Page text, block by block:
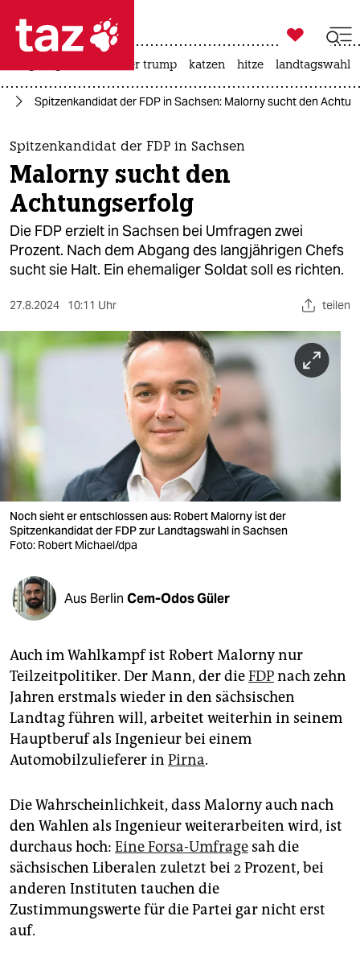
 taz zahl ich
taz zahl ich
themen
politik
öko
gesellschaft
sport
berlin
wahrheit
verlag
verlag
veranstaltungen
fragen & hilfe
abo
genossenschaft
epaper login

taz zahl ich
usa unter trump katzen hitze landtagswahl
Spitzenkandidat der FDP in Sachsen: Malorny sucht den
Spitzenkandidat der FDP in Sachsen
Malorny sucht den
Achtungserfolg
Die FDP erzielt in Sachsen bei Umfragen zwei
Prozent. Nach dem Abgang des langjährigen Chefs
sucht sie Halt. Ein ehemaliger Soldat soll es richten.
27.8.2024 10:11 Uhr teilen
Noch sieht er entschlossen aus: Robert Malorny ist der
Spitzenkandidat der FDP zur Landtagswahl in Sachsen
Foto: Robert Michael/dpa
Aus Berlin Cem-Odos Güler
Auch im Wahlkampf ist Robert Malorny nur
Teilzeitpolitiker. Der Mann, der dieFDPnach zehn
Jahren erstmals wieder in den sächsischen
Landtag führen will, arbeitet weiterhin in seinem
Hauptberuf als Ingenieur bei einem
Automobilzulieferer in Pirna.
Die Wahrscheinlichkeit, dass Malorny auch nach
den Wahlen als Ingenieur weiterarbeiten wird, ist
durchaus hoch: Eine Forsa-Umfrage sah die
sächsischen Liberalen zuletzt bei 2 Prozent, bei
anderen Instituten tauchen die
Zustimmungswerte für die Partei gar nicht erst
auf.